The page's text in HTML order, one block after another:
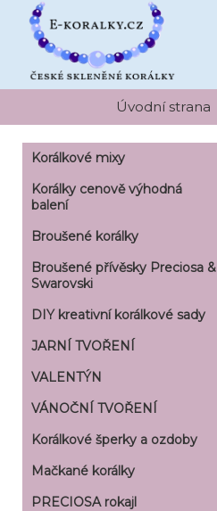
Úvodní strana
Korálkové mixy
Korálky cenově výhodná
balení
Broušené korálky
Broušené přívěsky Preciosa &
Swarovski
DIY kreativní korálkové sady
JARNÍ TVOŘENÍ
VALENTÝN
VÁNOČNÍ TVOŘENÍ
Korálkové šperky a ozdoby
Mačkané korálky
PRECIOSA rokajl